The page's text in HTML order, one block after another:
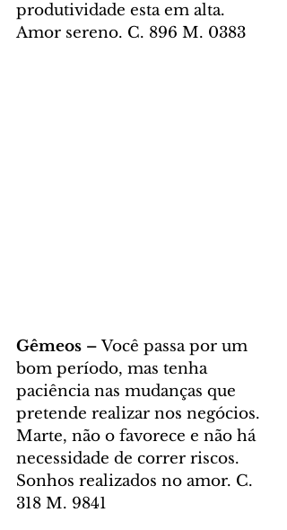
produtividade esta em alta.
Amor sereno. C. 896 M. 0383
Gêmeos – Você passa por um
bom período, mas tenha
paciência nas mudanças que
pretende realizar nos negócios.
Marte, não o favorece e não há
necessidade de correr riscos.
Sonhos realizados no amor. C.
318 M. 9841